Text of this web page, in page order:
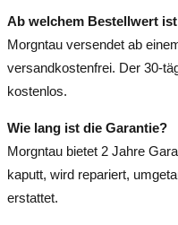
Ab welchem Bestellwert
Morgntau versendet ab
versandkostenfrei. Der 30-
kostenlos.
Wie lang ist die Garantie?
Morgntau bietet 2 Jahre
kaputt, wird repariert,
erstattet.